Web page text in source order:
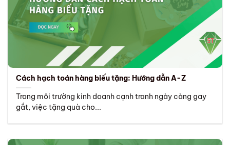
Cách hạch toán hàng biếu tặng: Hướng dẫn A-Z
Trong môi trường kinh doanh cạnh tranh ngày càng gay
gắt, việc tặng quà cho...